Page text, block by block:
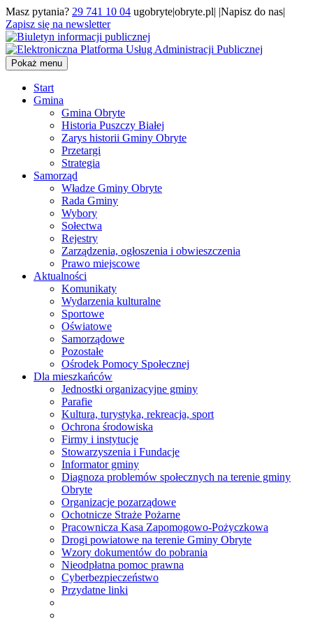
Masz pytania? 29 741 10 04 ugobryte|obryte.pl| |Napisz do nas|
Zapisz się na newsletter
Pokaż menu
Start
Gmina
Gmina Obryte
Historia Puszczy Białej
Zarys historii Gminy Obryte
Przetargi
Strategia
Samorząd
Władze Gminy Obryte
Rada Gminy
Wybory
Sołectwa
Rejestry
Zarządzenia, ogłoszenia i obwieszczenia
Prawo miejscowe
Aktualności
Komunikaty
Wydarzenia kulturalne
Sportowe
Oświatowe
Samorządowe
Pozostałe
Ośrodek Pomocy Społecznej
Dla mieszkańców
Jednostki organizacyjne gminy
Parafie
Kultura, turystyka, rekreacja, sport
Ochrona środowiska
Firmy i instytucje
Stowarzyszenia i Fundacje
Informator gminy
Diagnoza problemów społecznych na terenie gminy
Obryte
Organizacje pozarządowe
Ochotnicze Straże Pożarne
Pracownicza Kasa Zapomogowo-Pożyczkowa
Drogi powiatowe na terenie Gminy Obryte
Wzory dokumentów do pobrania
Nieodpłatna pomoc prawna
Cyberbezpieczeństwo
Przydatne linki